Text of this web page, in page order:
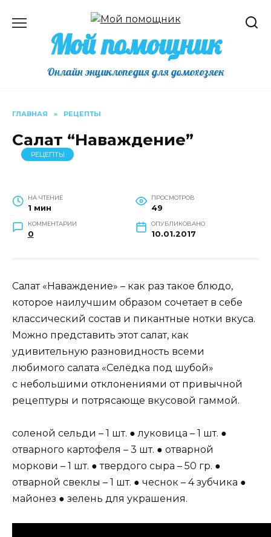
содержаниюМой помощник
Онлайн энциклопедия для домохозяек
ГЛАВНАЯ » РЕЦЕПТЫ
Салат “Наваждение”
РЕЦЕПТЫ
НА ЧТЕНИЕ
1 мин
ПРОСМОТРОВ
49
КОММЕНТАРИИ
0
ОПУБЛИКОВАНО
10.01.2017
Салат «Наваждение» – как раз такое блюдо,
которое наилучшим образом сочетает в себе
классический состав и пикантные нотки вкуса.
Можно представить этот салат, как
удивительную разновидность всеми
любимого салата «Селёдка под шубой»
с небольшими отклонениями от привычной
рецептуры и потрясающе вкусовой гаммой.
соленой сельди – 1 шт. ● луковица – 1 шт. ●
отварного картофеля – 3 шт. ● отварной
моркови – 1 шт. ● твердого сыра – 50 гр. ●
отварной свеклы – 1 шт. ● чеснок – 4 зубчика ●
майонез ● зелень для украшения.